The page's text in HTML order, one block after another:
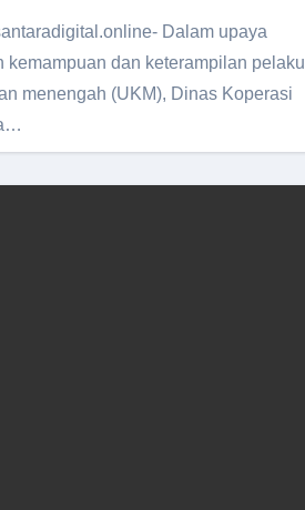
kemampuan dan keterampilan pelaku
menengah (UKM), Dinas Koperasi